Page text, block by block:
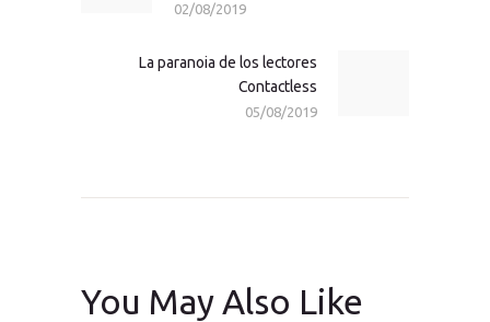
02/08/2019
La paranoia de los lectores
Contactless
05/08/2019
You May Also Like